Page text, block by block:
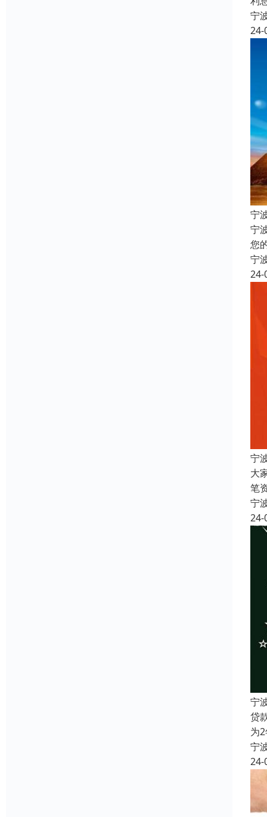
宁
24-
宁
宁
您
宁
24-
宁
大
笔
宁
24-
宁
贷
为
宁
24-